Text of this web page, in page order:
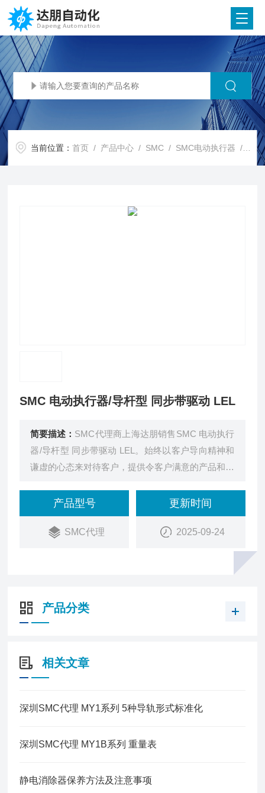
当前位置：首页 / 产品中心 / SMC / SMC电动执行器 / SMC代理SMC 电动执行器/导杆型 同步带驱动 LEL
SMC 电动执行器/导杆型 同步带驱动 LEL
简要描述： SMC代理商上海达朋销售SMC 电动执行
器/导杆型 同步带驱动 LEL。始终以客户导向精神和
谦虚的心态来对待客户，提供令客户满意的产品和服
产品型号
SMC代理
更新时间
2025-09-24
产品分类
相关文章
深圳SMC代理 MY1系列 5种导轨形式标准化
深圳SMC代理 MY1B系列 重量表
静电消除器保养方法及注意事项